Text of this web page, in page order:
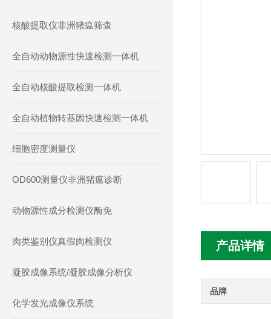
产品详情
品牌
核酸提取仪非洲猪瘟筛查
全自动动物源性快速检测一体机
全自动核酸提取检测一体机
全自动植物转基因快速检测一体机
细胞密度测量仪
OD600测量仪非洲猪瘟诊断
动物源性成分检测仪酶免
肉类鉴别仪真假肉检测仪
凝胶成像系统/凝胶成像分析仪
化学发光成像仪系统